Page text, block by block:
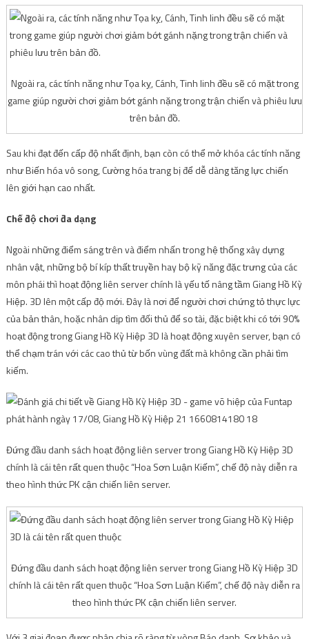
Ngoài ra, các tính năng như Tọa kỵ, Cánh, Tinh linh đều sẽ có mặt trong
game giúp người chơi giảm bớt gánh nặng trong trận chiến và phiêu lưu
trên bản đồ.
Sau khi đạt đến cấp độ nhất định, bạn còn có thể mở khóa các tính năng
như Biến hóa vô song, Cường hóa trang bị để dễ dàng tăng lực chiến
lên giới hạn cao nhất.
Chế độ chơi đa dạng
Ngoài những điểm sáng trên và điểm nhấn trong hệ thống xây dựng
nhân vật, những bộ bí kíp thất truyền hay bộ kỹ năng đặc trưng của các
môn phái thì hoạt động liên server chính là yếu tố nâng tầm Giang Hồ Kỳ
Hiệp. 3D lên một cấp độ mới. Đây là nơi để người chơi chứng tỏ thực lực
của bản thân, hoặc nhân dịp tìm đối thủ để so tài, đặc biệt khi có tới 90%
hoạt động trong Giang Hồ Kỳ Hiệp 3D là hoạt động xuyên server, bạn có
thể chạm trán với các cao thủ từ bốn vùng đất mà không cần phải tìm
kiếm.
Đứng đầu danh sách hoạt động liên server trong Giang Hồ Kỳ Hiệp 3D
chính là cái tên rất quen thuộc “Hoa Sơn Luận Kiếm”, chế độ này diễn ra
theo hình thức PK cận chiến liên server.
Đứng đầu danh sách hoạt động liên server trong Giang Hồ Kỳ Hiệp 3D
chính là cái tên rất quen thuộc “Hoa Sơn Luận Kiếm”, chế độ này diễn ra
theo hình thức PK cận chiến liên server.